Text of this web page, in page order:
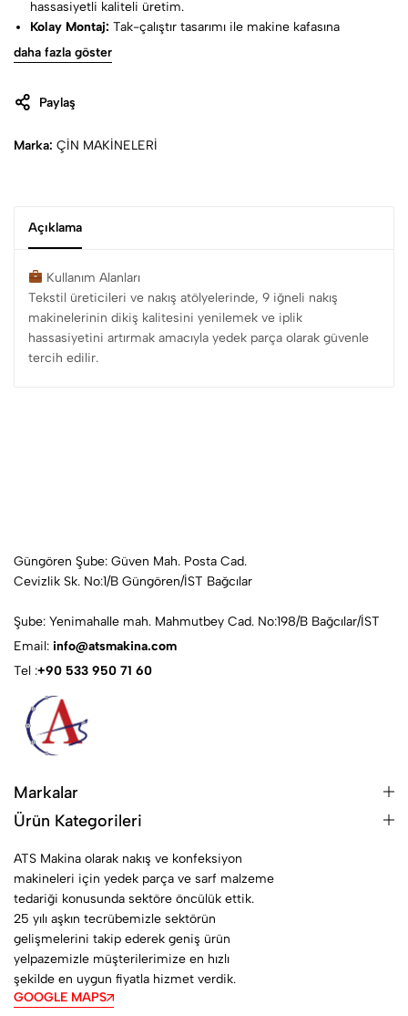
hassasiyetli kaliteli üretim.
Kolay Montaj: Tak-çalıştır tasarımı ile makine kafasına
zahmetsizce monte edilir, bakım sürelerini kısaltır.
Dayanıklı Malzeme:
metal bileşenlerden üretilmiştir.
daha fazla göster
Paylaş
Marka: ÇİN MAKİNELERİ
Açıklama
Kullanım Alanları
Tekstil üreticileri ve nakış atölyelerinde, 9 iğneli nakış
makinelerinin dikiş kalitesini yenilemek ve iplik
hassasiyetini artırmak amacıyla yedek parça olarak güvenle
tercih edilir.
Güngören Şube: Güven Mah. Posta Cad.
Cevizlik Sk. No:1/B Güngören/İST Bağcılar
Şube: Yenimahalle mah. Mahmutbey Cad. No:198/B Bağcılar/İST
Email: info@atsmakina.com
Tel :+90 533 950 71 60
Markalar
Ürün Kategorileri
ATS Makina olarak nakış ve konfeksiyon
makineleri için yedek parça ve sarf malzeme
tedariği konusunda sektöre öncülük ettik.
25 yılı aşkın tecrübemizle sektörün
gelişmelerini takip ederek geniş ürün
yelpazemizle müşterilerimize en hızlı
şekilde en uygun fiyatla hizmet verdik.
GOOGLE MAPS